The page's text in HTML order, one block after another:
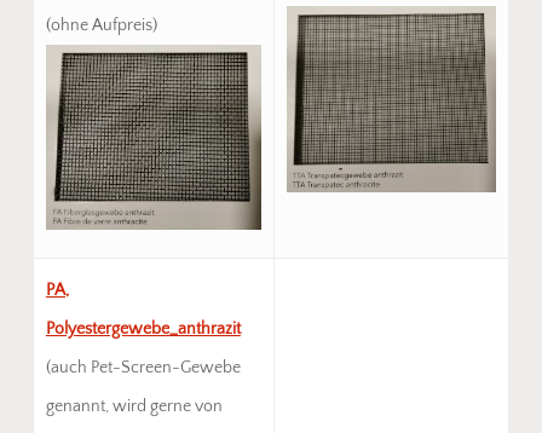
(ohne Aufpreis)
PA,
Polyestergewebe_anthrazit
(auch Pet-Screen-Gewebe
genannt, wird gerne von